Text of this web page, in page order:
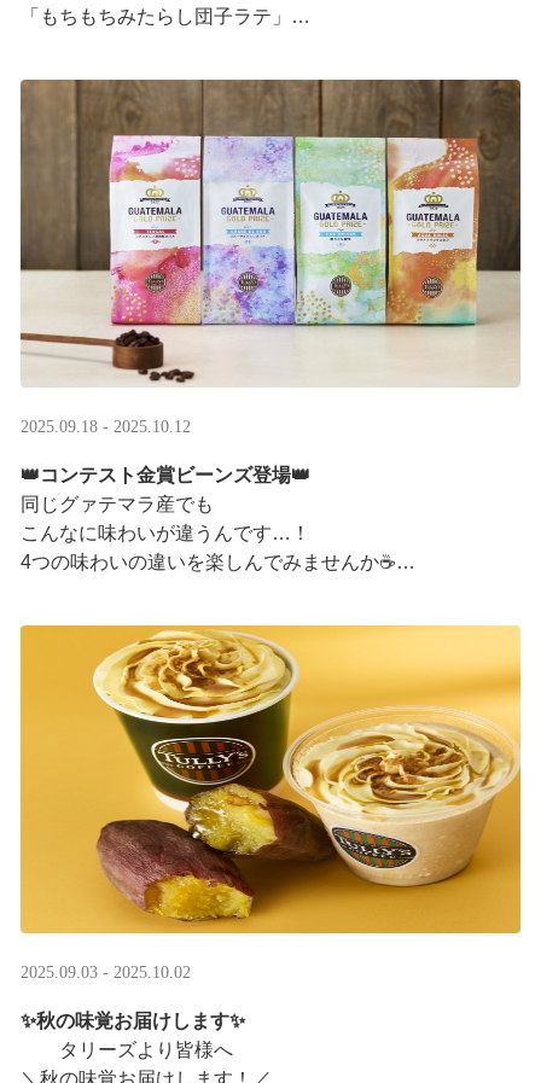
「もちもちみたらし団子ラテ」
お月様をモチーフにした
まんまるベアフルも皆様のご来店をお待ちしていま ···
2025.09.18 - 2025.10.12
👑コンテスト金賞ビーンズ登場👑
同じグァテマラ産でも
こんなに味わいが違うんです…！
4つの味わいの違いを楽しんでみませんか☕
グァテマラコーヒー体験イベントも実施中▼
2025.09.03 - 2025.10.02
✨秋の味覚お届けします✨
タリーズより皆様へ